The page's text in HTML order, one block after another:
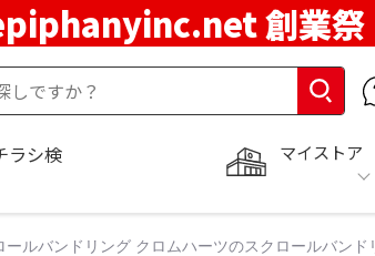
創業祭
マイストア
ラシ検
ルバンドリング クロムハーツのスクロールバンド